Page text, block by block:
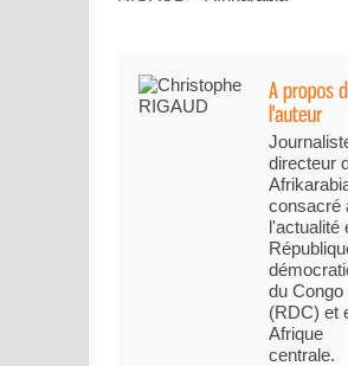
directeur
consacré
l'actualité
du Congo
(RDC) et
Afrique
centrale.